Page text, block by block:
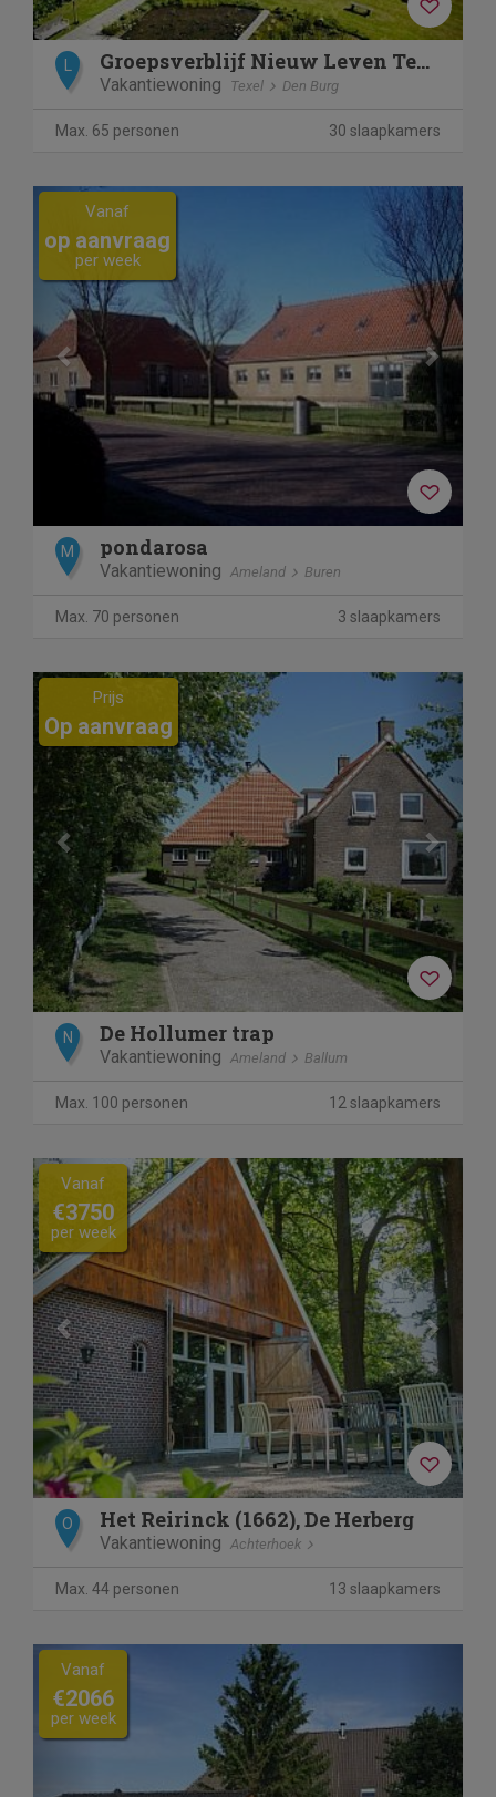
L Groepsverblijf Nieuw Leven Texel
Vakantiewoning Texel Den Burg
Max. 65 personen 30 slaapkamers
Previous Next
Vanaf
op aanvraag
per week
M pondarosa
Vakantiewoning Ameland Buren
Max. 70 personen 3 slaapkamers
Previous Next
Prijs
Op aanvraag
N De Hollumer trap
Vakantiewoning Ameland Ballum
Max. 100 personen 12 slaapkamers
Previous Next
Vanaf
€3750
per week
O Het Reirinck (1662), De Herberg
Vakantiewoning Achterhoek
Max. 44 personen 13 slaapkamers
Previous
Vanaf
€2066
per week